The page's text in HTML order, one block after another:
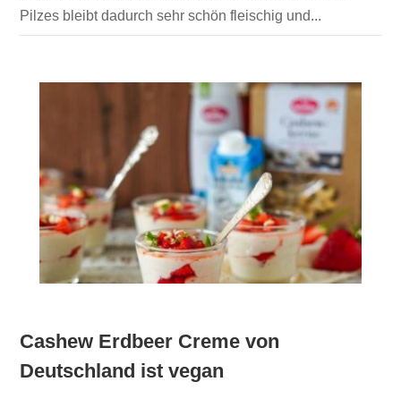
Pilzes bleibt dadurch sehr schön fleischig und...
Cashew Erdbeer Creme von
Deutschland ist vegan